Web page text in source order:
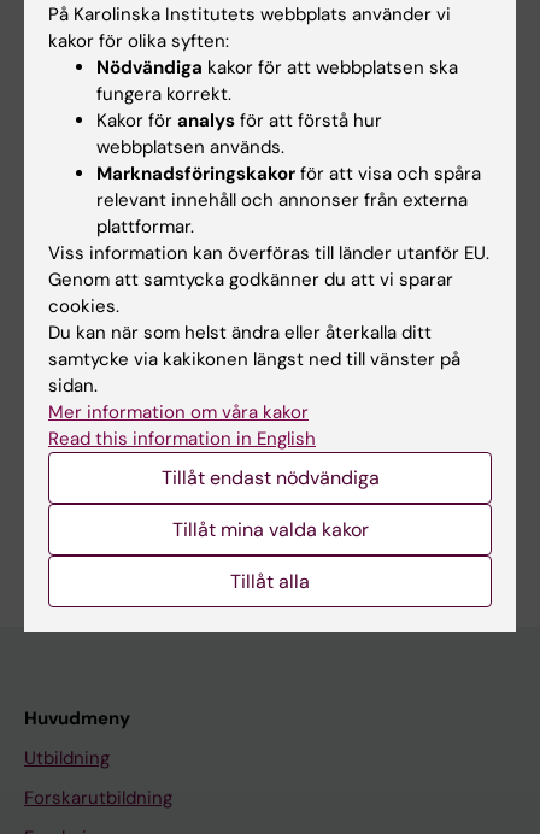
Forskningsprojekt
- Svenskars kunskap och attityd till humant
papillomavirus (HPV) och HPV-vaccin
- Nationellt kvalitetsregister för gynekologisk
cellprovskontroll
Forskningsområden:
Cancer och onkologi
Epidemiologi
Är du Pär Sparen?
Redigera din profil
Huvudmeny
Utbildning
Forskarutbildning
På Karolinska Institutets webbplats använder vi
kakor för olika syften:
Nödvändiga kakor för att webbplatsen ska
fungera korrekt.
Kakor för analys för att förstå hur
webbplatsen används.
Marknadsföringskakor för att visa och spåra
relevant innehåll och annonser från externa
plattformar.
Viss information kan överföras till länder utanför EU.
Genom att samtycka godkänner du att vi sparar
cookies.
Du kan när som helst ändra eller återkalla ditt
samtycke via kakikonen längst ned till vänster på
sidan.
Mer information om våra kakor
Read this information in English
Tillåt endast nödvändiga
Tillåt mina valda kakor
Tillåt alla